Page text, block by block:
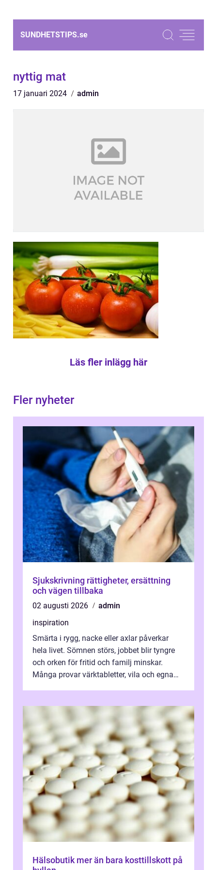
SUNDHETSTIPS.se
nyttig mat
17 januari 2024 admin
Läs fler inlägg här
Fler nyheter
Sjukskrivning rättigheter, ersättning
och vägen tillbaka
02 augusti 2026
admin
inspiration
Smärta i rygg, nacke eller axlar påverkar
hela livet. Sömnen störs, jobbet blir tyngre
och orken för fritid och familj minskar.
Många provar värktabletter, vila och egna
Hälsobutik mer än bara kosttillskott på